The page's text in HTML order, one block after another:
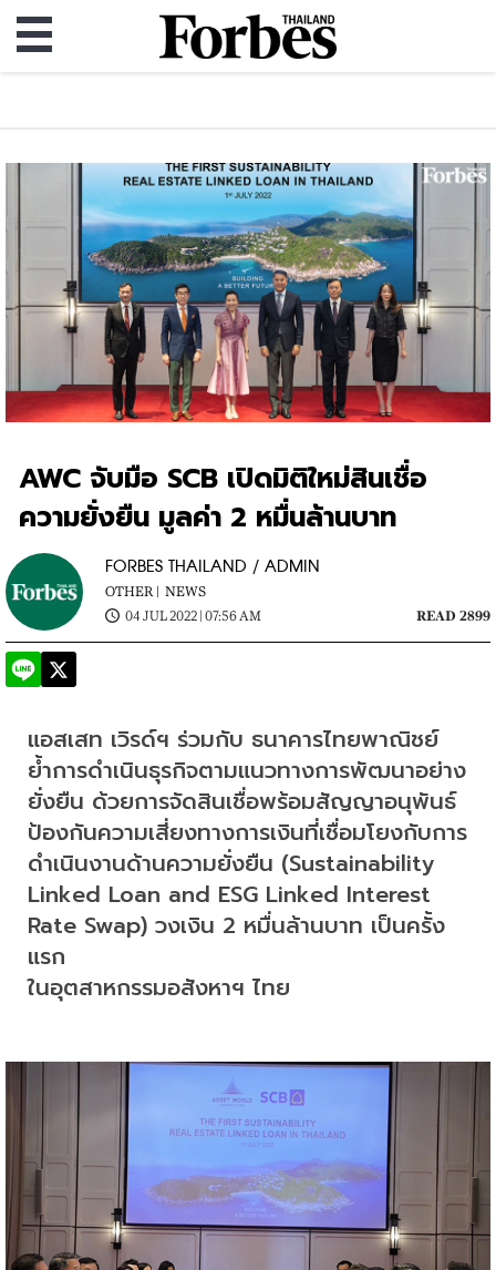
AWC จับมือ SCB เปิดมิติใหม่สินเชื่อ
ความยั่งยืน มูลค่า 2 หมื่นล้านบาท
FORBES THAILAND / ADMIN
OTHER | NEWS
04 JUL 2022 | 07:56 AM
READ 2899
แอสเสท เวิรด์ฯ ร่วมกับ ธนาคารไทยพาณิชย์
ย้ำการดำเนินธุรกิจตามแนวทางการพัฒนาอย่าง
ยั่งยืน ด้วยการจัดสินเชื่อพร้อมสัญญาอนุพันธ์
ป้องกันความเสี่ยงทางการเงินที่เชื่อมโยงกับการ
ดำเนินงานด้านความยั่งยืน (Sustainability
Linked Loan and ESG Linked Interest
Rate Swap) วงเงิน 2 หมื่นล้านบาท เป็นครั้ง
แรก
ในอุตสาหกรรมอสังหาฯ ไทย